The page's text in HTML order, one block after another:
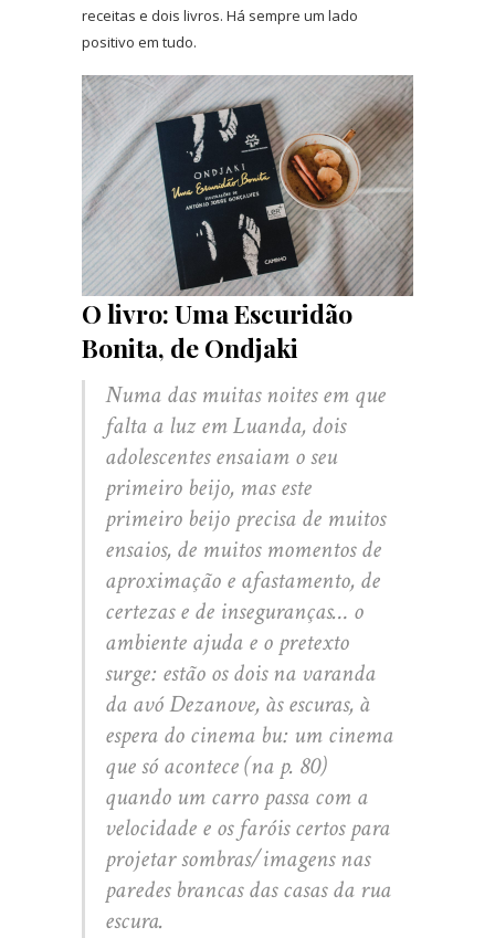
receitas e dois livros. Há sempre um lado
positivo em tudo.
O livro: Uma Escuridão
Bonita, de Ondjaki
Numa das muitas noites em que
falta a luz em Luanda, dois
adolescentes ensaiam o seu
primeiro beijo, mas este
primeiro beijo precisa de muitos
ensaios, de muitos momentos de
aproximação e afastamento, de
certezas e de inseguranças… o
ambiente ajuda e o pretexto
surge: estão os dois na varanda
da avó Dezanove, às escuras, à
espera do cinema bu: um cinema
que só acontece (na p. 80)
quando um carro passa com a
velocidade e os faróis certos para
projetar sombras/imagens nas
paredes brancas das casas da rua
escura.